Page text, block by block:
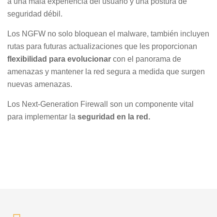
seguridad débil.
Los NGFW no solo bloquean el malware, también incluyen
rutas para futuras actualizaciones que les proporcionan
flexibilidad para evolucionar con el panorama de
amenazas y mantener la red segura a medida que surgen
nuevas amenazas.
Los Next-Generation Firewall son un componente vital
para implementar la seguridad en la red.